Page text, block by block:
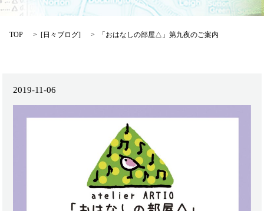
TOP [日々ブログ] 「おはなしの部屋△」第九夜のご案内
2019-11-06